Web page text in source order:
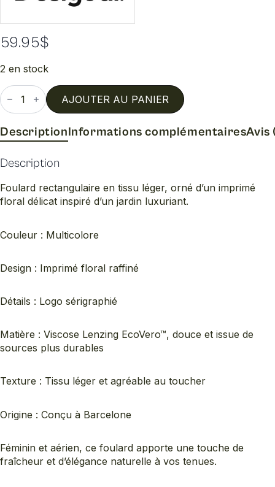
59.95$
2 en stock
quantité
de
Garden
AJOUTER AU PANIER
DescriptionInformations complémentairesAvis
Description
Foulard rectangulaire en tissu léger, orné d’un imprimé
floral délicat inspiré d’un jardin luxuriant.
Couleur : Multicolore
Design : Imprimé floral raffiné
Détails : Logo sérigraphié
Matière : Viscose Lenzing EcoVero™, douce et issue de
sources plus durables
Texture : Tissu léger et agréable au toucher
Origine : Conçu à Barcelone
Féminin et aérien, ce foulard apporte une touche de
fraîcheur et d’élégance naturelle à vos tenues.